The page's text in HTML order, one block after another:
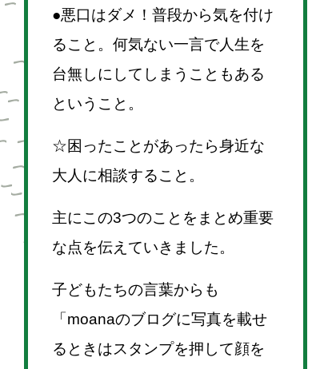
●悪口はダメ！普段から気を付け
ること。何気ない一言で人生を
台無しにしてしまうこともある
ということ。
☆困ったことがあったら身近な
大人に相談すること。
主にこの3つのことをまとめ重要
な点を伝えていきました。
子どもたちの言葉からも
「moanaのブログに写真を載せ
るときはスタンプを押して顔を